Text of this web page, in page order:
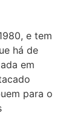
e tem
há de
em
para o